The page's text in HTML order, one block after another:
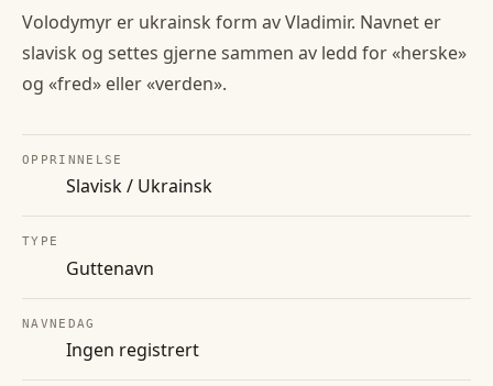
Volodymyr er ukrainsk form av Vladimir. Navnet er
slavisk og settes gjerne sammen av ledd for «herske»
og «fred» eller «verden».
OPPRINNELSE
Slavisk / Ukrainsk
TYPE
Guttenavn
NAVNEDAG
Ingen registrert